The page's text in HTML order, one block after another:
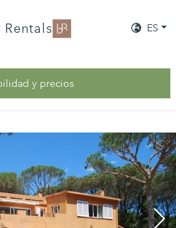
Rentals ES
y precios